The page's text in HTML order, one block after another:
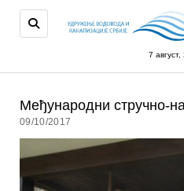
7 август,
Међународни стручно-
09/10/2017